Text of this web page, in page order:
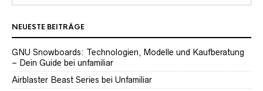
NEUESTE BEITRÄGE
GNU Snowboards: Technologien, Modelle und Kaufberatung
– Dein Guide bei unfamiliar
Airblaster Beast Series bei Unfamiliar